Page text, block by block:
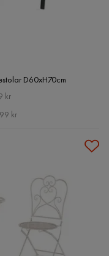
D60xH70cm
kr
kr